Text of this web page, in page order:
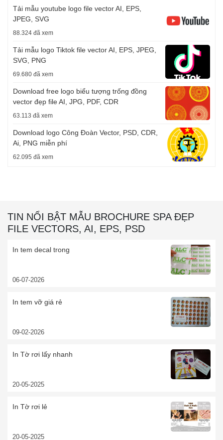
Tải mẫu youtube logo file vector AI, EPS,
JPEG, SVG
88.324 đã xem
Tải mẫu logo Tiktok file vector AI, EPS, JPEG,
SVG, PNG
69.680 đã xem
Download free logo biểu tượng trống đồng
vector đẹp file AI, JPG, PDF, CDR
63.113 đã xem
Download logo Công Đoàn Vector, PSD, CDR,
Ai, PNG miễn phí
62.095 đã xem
TIN NỔI BẬT MẪU BROCHURE SPA ĐẸP
FILE VECTORS, AI, EPS, PSD
In tem decal trong
06-07-2026
In tem vỡ giá rẻ
09-02-2026
In Tờ rơi lấy nhanh
20-05-2025
In Tờ rơi lẻ
20-05-2025